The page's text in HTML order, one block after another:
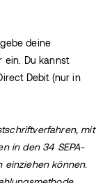
deine
ein. Du kannst
Debit (nur in
mit
in den 34 SEPA-
einziehen können.